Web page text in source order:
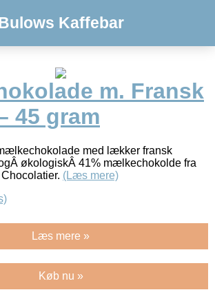
Kaffebar
m. Fransk
45 gram
med lækker fransk
økologiskÂ 41% mælkechokolde fra
(Læs mere)
Læs mere »
Køb nu »